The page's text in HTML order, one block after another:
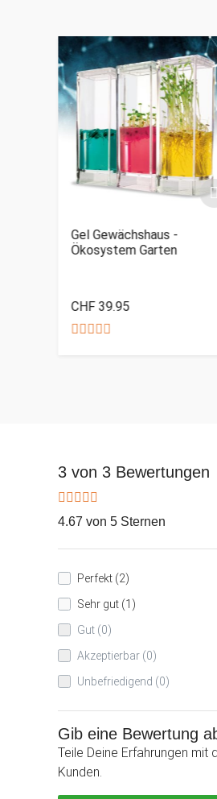
Gel Gewächshaus -
Ökosystem Garten
CHF 39.95
3 von 3 Bewertungen
4.67 von 5 Sternen
Perfekt (2)
Sehr gut (1)
Gut (0)
Akzeptierbar (0)
Unbefriedigend (0)
Gib eine Bewertung
Teile Deine Erfahrungen mit
Kunden.